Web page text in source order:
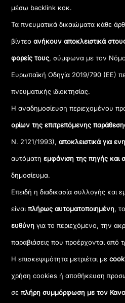
μέσω backlink κοκ.
Τα πνευματικά δικαιώματα κάθε
βίντεοανήκουν αποκλειστικά
φορείς τους, σύμφωνα με τον Νόμο
Ευρωπαϊκή Οδηγία 2019/790 (ΕΕ)
πνευματικής ιδιοκτησίας.
Η αναδημοσίευση περιεχομένου
ορίων της επιτρεπόμενης
Ν. 2121/1993), αποκλειστικά για
αυτόματηεμφάνιση της πηγής και
δημοσίευμα.
Επειδή η διαδικασία συλλογής και
είναιπλήρως αυτοματοποιημένη,
ευθύνη για το περιεχόμενο, την
παραβιάσεις που προέρχονται από
Η επισκεψιμότητα μετριέται με
χρήση cookies ή αποθήκευση
σεπλήρη συμμόρφωση με τον